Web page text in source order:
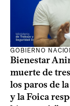
GOBIERNO
Bienestar
muerte de
los paros de
y la Foica